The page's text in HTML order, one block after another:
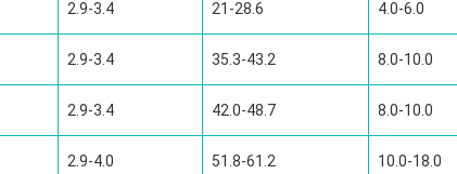
2.9-3.4 21-28.6 4.0-6.0
2.9-3.4 35.3-43.2 8.0-10.0
2.9-3.4 42.0-48.7 8.0-10.0
2.9-4.0 51.8-61.2 10.0-18.0